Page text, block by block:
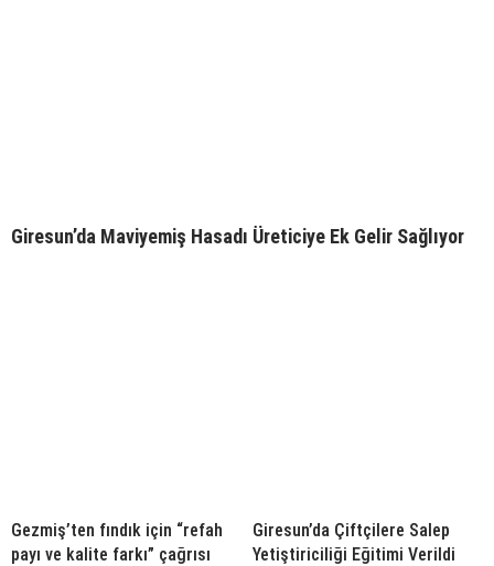
Giresun’da Maviyemiş Hasadı Üreticiye Ek Gelir Sağlıyor
Gezmiş’ten fındık için “refah
payı ve kalite farkı” çağrısı
Giresun’da Çiftçilere Salep
Yetiştiriciliği Eğitimi Verildi